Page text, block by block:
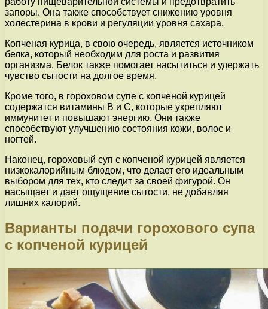
запоры. Она также способствует снижению уровня
холестерина в крови и регуляции уровня сахара.
Копченая курица, в свою очередь, является источником
белка, который необходим для роста и развития
организма. Белок также помогает насытиться и удержать
чувство сытости на долгое время.
Кроме того, в гороховом супе с копченой курицей
содержатся витамины В и С, которые укрепляют
иммунитет и повышают энергию. Они также
способствуют улучшению состояния кожи, волос и
ногтей.
Наконец, гороховый суп с копченой курицей является
низкокалорийным блюдом, что делает его идеальным
выбором для тех, кто следит за своей фигурой. Он
насыщает и дает ощущение сытости, не добавляя
лишних калорий.
Варианты подачи горохового супа
с копченой курицей